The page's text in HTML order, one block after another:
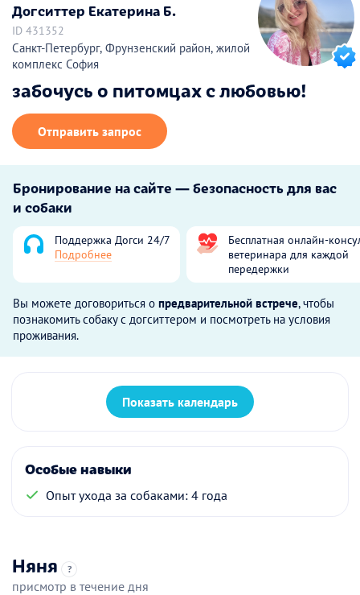
Догситтер Екатерина Б.
ID 431352
Санкт-Петербург, Фрунзенский район, жилой
комплекс София
забочусь о питомцах с любовью!
Отправить запрос
Бронирование на сайте — безопасность для вас
и собаки
Поддержка Догси 24/7
Подробнее
Бесплатная онлайн-
ветеринара для каждой
передержки
Вы можете договориться о предварительной встрече, чтобы
познакомить собаку с догситтером и посмотреть на условия
проживания.
Показать календарь
Особые навыки
Опыт ухода за собаками: 4 года
Няня ?
присмотр в течение дня